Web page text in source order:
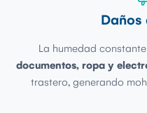
Daños
La humedad
documentos, ropa y
trastero, generando